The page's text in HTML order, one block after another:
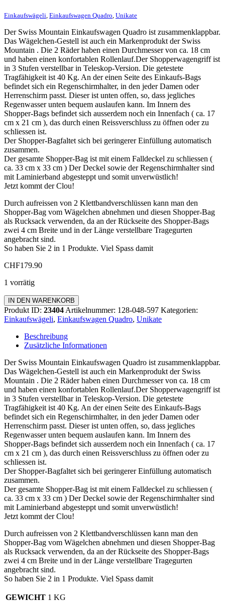
Einkaufswägeli Einkaufswagen Quadro Unikate
Der Swiss Mountain Einkaufswagen Quadro ist zusammenklappbar.
Das Wägelchen-Gestell ist auch ein Markenprodukt der Swiss
Mountain . Die 2 Räder haben einen Durchmesser von ca. 18 cm
und haben einen konfortablen Rollenlauf.Der Shopperwagengriff ist
in 3 Stufen verstellbar in Teleskop-Version. Die getestete
Tragfähigkeit ist 40 Kg. An der einen Seite des Einkaufs-Bags
befindet sich ein Regenschirmhalter, in den jeder Damen oder
Herrenschirm passt. Dieser ist unten offen, so, dass jegliches
Regenwasser unten bequem auslaufen kann. Im Innern des
Shopper-Bags befindet sich ausserdem noch ein Innenfach ( ca. 17
cm x 21 cm ), das durch einen Reissverschluss zu öffnen oder zu
schliessen ist.
Der Shopper-Bagfaltet sich bei geringerer Einfüllung automatisch
zusammen.
Der gesamte Shopper-Bag ist mit einem Falldeckel zu schliessen (
ca. 33 cm x 33 cm ) Der Deckel sowie der Regenschirmhalter sind
mit Laminierband abgesteppt und somit unverwüstlich!
Jetzt kommt der Clou!
Durch aufreissen von 2 Klettbandverschlüssen kann man den
Shopper-Bag vom Wägelchen abnehmen und diesen Shopper-Bag
als Rucksack verwenden, da an der Rückseite des Shopper-Bags
zwei 4 cm Breite und in der Länge verstellbare Tragegurten
angebracht sind.
So haben Sie 2 in 1 Produkte. Viel Spass damit
CHF179.90
1 vorrätig
Einkaufswagen
Quadro
Menge
IN DEN WARENKORB
Produkt ID: 23404 Artikelnummer: 128-048-597 Kategorien:
Einkaufswägeli, Einkaufswagen Quadro, Unikate
Beschreibung
Zusätzliche Informationen
Der Swiss Mountain Einkaufswagen Quadro ist zusammenklappbar.
Das Wägelchen-Gestell ist auch ein Markenprodukt der Swiss
Mountain . Die 2 Räder haben einen Durchmesser von ca. 18 cm
und haben einen konfortablen Rollenlauf.Der Shopperwagengriff ist
in 3 Stufen verstellbar in Teleskop-Version. Die getestete
Tragfähigkeit ist 40 Kg. An der einen Seite des Einkaufs-Bags
befindet sich ein Regenschirmhalter, in den jeder Damen oder
Herrenschirm passt. Dieser ist unten offen, so, dass jegliches
Regenwasser unten bequem auslaufen kann. Im Innern des
Shopper-Bags befindet sich ausserdem noch ein Innenfach ( ca. 17
cm x 21 cm ), das durch einen Reissverschluss zu öffnen oder zu
schliessen ist.
Der Shopper-Bagfaltet sich bei geringerer Einfüllung automatisch
zusammen.
Der gesamte Shopper-Bag ist mit einem Falldeckel zu schliessen (
ca. 33 cm x 33 cm ) Der Deckel sowie der Regenschirmhalter sind
mit Laminierband abgesteppt und somit unverwüstlich!
Jetzt kommt der Clou!
Durch aufreissen von 2 Klettbandverschlüssen kann man den
Shopper-Bag vom Wägelchen abnehmen und diesen Shopper-Bag
als Rucksack verwenden, da an der Rückseite des Shopper-Bags
zwei 4 cm Breite und in der Länge verstellbare Tragegurten
angebracht sind.
So haben Sie 2 in 1 Produkte. Viel Spass damit
GEWICHT 1 KG